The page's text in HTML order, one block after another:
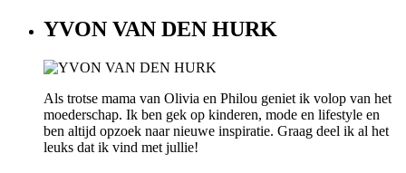
YVON VAN DEN HURK
Als trotse mama van Olivia en Philou geniet ik volop van het
moederschap. Ik ben gek op kinderen, mode en lifestyle en
ben altijd opzoek naar nieuwe inspiratie. Graag deel ik al het
leuks dat ik vind met jullie!